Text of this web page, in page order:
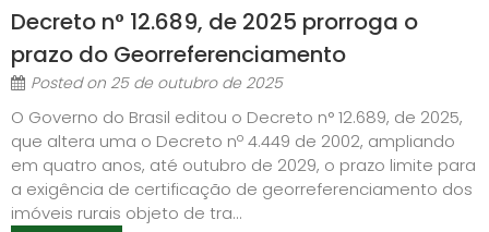
Decreto n° 12.689, de 2025 prorroga o
prazo do Georreferenciamento
Posted on 25 de outubro de 2025
O Governo do Brasil editou o Decreto n° 12.689, de 2025,
que altera uma o Decreto nº 4.449 de 2002, ampliando
em quatro anos, até outubro de 2029, o prazo limite para
a exigência de certificação de georreferenciamento dos
imóveis rurais objeto de tra...